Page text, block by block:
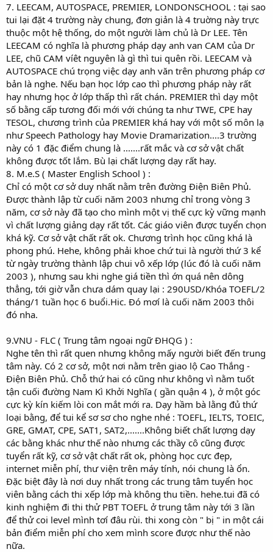
7. LEECAM, AUTOSPACE, PREMIER, LONDONSCHOOL : tại sao
tui lại đặt 4 trường này chung, đơn giản là 4 truờng này trực
thuộc một hệ thống, do một người làm chủ là Dr LEE. Tên
LEECAM có nghĩa là phương pháp dạy anh van CAM của Dr
LEE, chũ CAM víêt nguyên là gì thì tui quên rồi. LEECAM và
AUTOSPACE chú trọng việc dạy anh văn trên phương pháp cơ
bản là nghe. Nếu bạn học lớp cao thì phương pháp này rất
hay nhưng học ở lớp thấp thì rất chán. PREMIER thì dạy một
số bằng cấp tương đối mới với chúng ta như TWE, CPE hay
TESOL, chương trình của PREMIER khá hay với một số môn lạ
như Speech Pathology hay Movie Dramarization....3 trường
này có 1 đặc điểm chung là .......rất mắc và cơ sở vật chất
không được tốt lắm. Bù lại chất lượng dạy rất hay.
8. M.e.S ( Master English School ) :
Chỉ có một cơ sở duy nhất nằm trên đường Điện Biên Phủ.
Được thành lập từ cuối năm 2003 nhưng chỉ trong vòng 3
năm, cơ sở này đã tạo cho mình một vị thế cực kỳ vững mạnh
vì chất lượng giảng dạy rất tốt. Các giáo viên được tuyển chọn
khá kỹ. Cơ sở vật chất rất ok. Chương trình học cũng khá là
phong phú. Hehe, không phải khoe chứ tui là người thứ 3 kể
từ ngày trường thành lập chui vô xếp lớp (lúc đó là cuối năm
2003 ), nhưng sau khi nghe giá tiền thì ớn quá nên dông
thẳng, tới giờ vẫn chưa dám quay lại : 290USD/Khóa TOEFL/2
tháng/1 tuần học 6 buổi.Hic. Đó mơí là cuối năm 2003 thôi
đó nha.
9.VNU - FLC ( Trung tâm ngoại ngữ ĐHQG ) :
Nghe tên thì rất quen nhưng không mấy người biết đến trung
tâm này. Có 2 cơ sở, một nơi nằm trên giao lộ Cao Thắng -
Điện Biên Phủ. Chỗ thứ hai có cũng như không vì nằm tuốt
tận cuối đường Nam Kì Khởi Nghĩa ( gần quận 4 ), ở một góc
cực kỳ kín kiếm lòi con mắt mới ra. Dạy hầm bà lằng đủ thứ
loại bằng, để tui kể sơ sơ cho nghe nhé : TOEFL, IELTS, TOEIC,
GRE, GMAT, CPE, SAT1, SAT2,.......Không biết chất lượng dạy
các bằng khác như thế nào nhưng các thầy cô cũng được
tuyển rất kỹ, cơ sở vật chất rất ok, phòng học cực đẹp,
internet miễn phí, thư viện trên máy tính, nói chung là ổn.
Đặc biệt đây là nơi duy nhất trong các trung tâm tuyển học
viên bằng cách thi xếp lớp mà không thu tiền. hehe.tui đã có
kinh nghiệm đi thi thử PBT TOEFL ở trung tâm này tới 3 lần
để thử coi level mình tơí đâu rùi. thi xong còn " bị " in một cái
bản điểm miễn phí cho xem mình score được như thế nào
nữa.